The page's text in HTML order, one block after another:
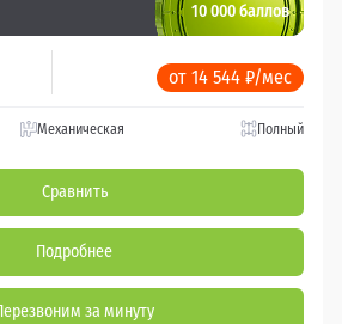
10 000 баллов
от 14 544 ₽/мес
Механическая Полный
Сравнить
Подробнее
за минуту